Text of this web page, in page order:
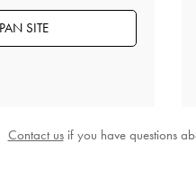
バックパンプス-ブラック
SITE
Contact usif you have questions